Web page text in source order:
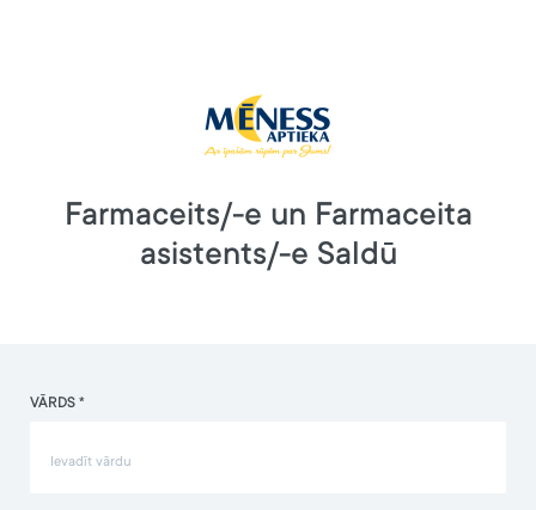
Farmaceits/-e un Farmaceita
asistents/-e Saldū
VĀRDS *